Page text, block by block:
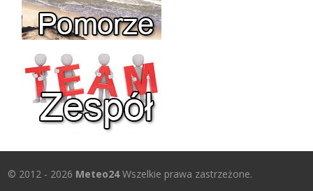
© 2012 - 2026 Meteo24Wszelkie prawa zastrzeżone.